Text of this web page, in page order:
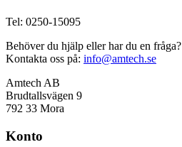
Tel: 0250-15095
Behöver du hjälp eller har du en fråga?
Kontakta oss på: info@amtech.se
Amtech AB
Brudtallsvägen 9
792 33 Mora
Konto